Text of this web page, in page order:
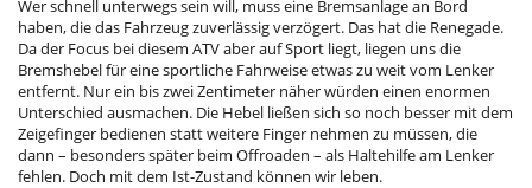
Wer schnell unterwegs sein will, muss eine Bremsanlage an Bord
haben, die das Fahrzeug zuverlässig verzögert. Das hat die Renegade.
Da der Focus bei diesem ATV aber auf Sport liegt, liegen uns die
Bremshebel für eine sportliche Fahrweise etwas zu weit vom Lenker
entfernt. Nur ein bis zwei Zentimeter näher würden einen enormen
Unterschied ausmachen. Die Hebel ließen sich so noch besser mit dem
Zeigefinger bedienen statt weitere Finger nehmen zu müssen, die
dann – besonders später beim Offroaden – als Haltehilfe am Lenker
fehlen. Doch mit dem Ist-Zustand können wir leben.